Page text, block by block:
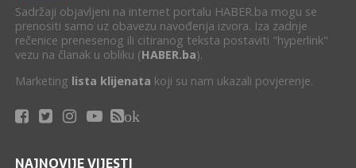
Sadržaji objavljeni na internet portalu HABER.ba mogu se
prenositi samo uz obavezu navođenja izvora. Iza zadnje
rečenice prenesenog ili citiranog teksta postaviti "hyperlink"
vezu na članak u obliku (HABER.ba).
Marketing lista klijenata koji su nam ukazali povjerenje.
ok
NAJNOVIJE VIJESTI